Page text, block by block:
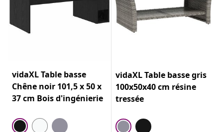
vidaXL Table basse
Chêne noir 101,5 x 50 x
37 cm Bois d'ingénierie
vidaXL Table basse gris
100x50x40 cm résine
tressée